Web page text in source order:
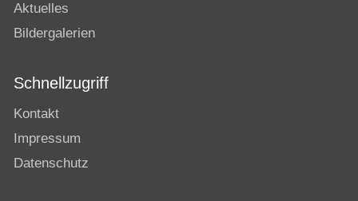
Aktuelles
Bildergalerien
Schnellzugriff
Kontakt
Impressum
Datenschutz